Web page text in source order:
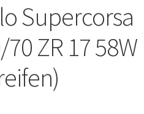
Supercorsa
ZR 17 58W